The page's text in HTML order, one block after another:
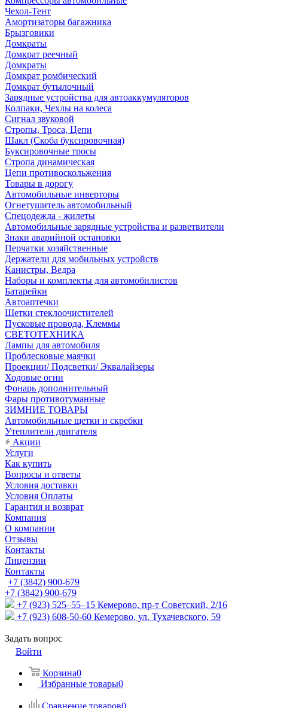
Чехол-Тент
Амортизаторы багажника
Брызговики
Домкраты
Домкрат реечный
Домкраты
Домкрат ромбический
Домкрат бутылочный
Зарядные устройства для автоаккумуляторов
Колпаки, Чехлы на колеса
Сигнал звуковой
Стропы, Троса, Цепи
Шакл (Скоба буксировочная)
Буксировочные тросы
Стропа динамическая
Цепи противоскольжения
Товары в дорогу
Автомобильные инверторы
Огнетушитель автомобильный
Спецодежда - жилеты
Автомобильные зарядные устройства и разветвители
Знаки аварийной остановки
Перчатки хозяйственные
Держатели для мобильных устройств
Канистры, Ведра
Наборы и комплекты для автомобилистов
Батарейки
Автоаптечки
Щетки стеклоочистителей
Пусковые провода, Клеммы
СВЕТОТЕХНИКА
Лампы для автомобиля
Проблесковые маячки
Проекции/ Подсветки/ Эквалайзеры
Ходовые огни
Фонарь дополнительный
Фары противотуманные
ЗИМНИЕ ТОВАРЫ
Автомобильные щетки и скребки
Утеплители двигателя
Акции
Услуги
Как купить
Вопросы и ответы
Условия доставки
Условия Оплаты
Гарантия и возврат
Компания
О компании
Отзывы
Контакты
Лицензии
Контакты
+7 (3842) 900-679
+7 (3842) 900-679
+7 (923) 525–55–15 Кемерово, пр-т Советский, 2/16
+7 (923) 608-50-60 Кемерово, ул. Тухачевского, 59
Задать вопрос
Войти
Корзина0
Избранные товары0
Сравнение товаров0